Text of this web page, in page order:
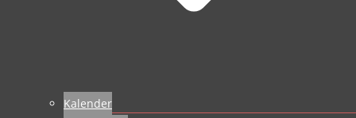
Kalender